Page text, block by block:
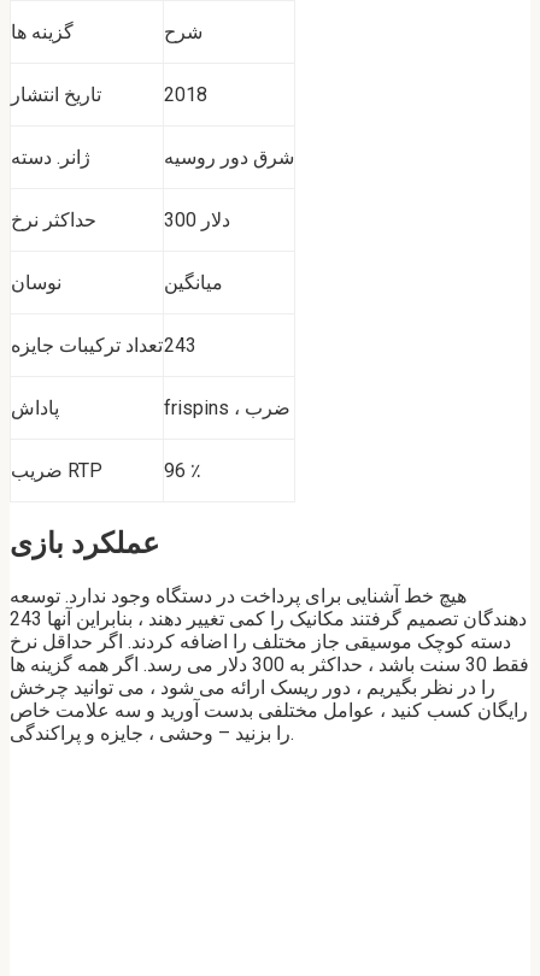
گزینه ها شرح
تاریخ انتشار 2018
ژانر. دسته شرق دور روسیه
حداکثر نرخ 300 دلار
نوسان میانگین
تعداد ترکیبات جایزه243
پاداش frispins ، ضرب
ضریب RTP 96 ٪
عملکرد بازی
هیچ خط آشنایی برای پرداخت در دستگاه وجود ندارد. توسعه
دهندگان تصمیم گرفتند مکانیک را کمی تغییر دهند ، بنابراین آنها 243
دسته کوچک موسیقی جاز مختلف را اضافه کردند. اگر حداقل نرخ
فقط 30 سنت باشد ، حداکثر به 300 دلار می رسد. اگر همه گزینه ها
را در نظر بگیریم ، دور ریسک ارائه می شود ، می توانید چرخش
رایگان کسب کنید ، عوامل مختلفی بدست آورید و سه علامت خاص
را بزنید – وحشی ، جایزه و پراکندگی.